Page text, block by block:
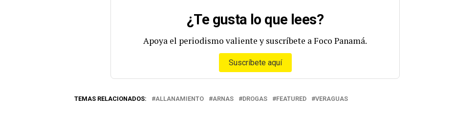
¿Te gusta lo que lees?
Apoya el periodismo valiente y suscríbete a Foco Panamá.
Suscríbete aquí
TEMAS RELACIONADOS: ALLANAMIENTO ARNAS DROGAS FEATURED VERAGUAS